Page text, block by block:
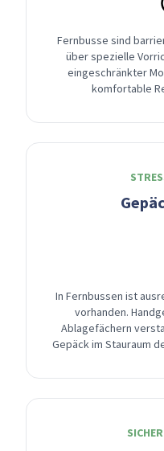
Fernbusse sind
über spezielle
eingeschränkter
komfortable
In Fernbussen ist
vorhanden.
Ablagefächern
Gepäck im Stauraum